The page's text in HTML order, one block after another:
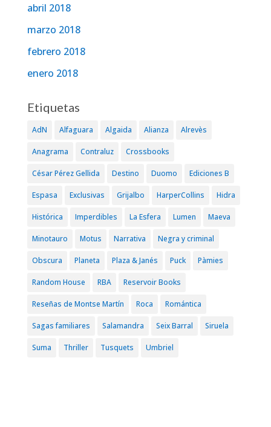
abril 2018
marzo 2018
febrero 2018
enero 2018
Etiquetas
AdN Alfaguara Algaida Alianza Alrevès
Anagrama Contraluz Crossbooks
César Pérez Gellida Destino Duomo Ediciones B
Espasa Exclusivas Grijalbo HarperCollins Hidra
Histórica Imperdibles La Esfera Lumen Maeva
Minotauro Motus Narrativa Negra y criminal
Obscura Planeta Plaza & Janés Puck Pàmies
Random House RBA Reservoir Books
Reseñas de Montse Martín Roca Romántica
Sagas familiares Salamandra Seix Barral Siruela
Suma Thriller Tusquets Umbriel